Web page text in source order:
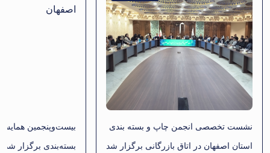
نشست تخصصی انجمن چاپ و بسته بندی
استان اصفهان در اتاق بازرگانی برگزار شد
بیست‌وپنجمین
بسته‌بندی برگزار شد